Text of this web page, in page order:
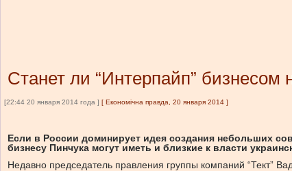
Станет ли “Интерпайп” бизнесом
[22:44 20 января 2014 года ] [ Економічна правда, 20 января 2014 ]
Если в России доминирует идея создания небольших
бизнесу Пинчука могут иметь и близкие к власти
Недавно председатель правления группы компаний “Тект”